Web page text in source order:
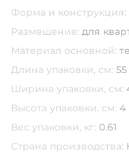
Форма и конструкция:
Размещение: для
Материал основной:
Длина упаковки, см: 55
Ширина упаковки, см:
Высота упаковки, см: 4
Вес упаковки, кг: 0.61
Страна производства: